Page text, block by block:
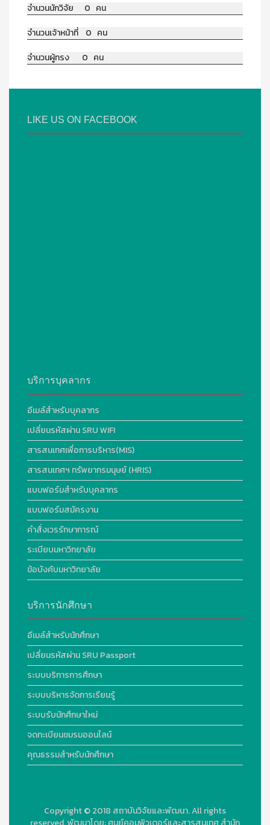
จำนวนนักวิจัย 0 คน
จำนวนเจ้าหน้าที่ 0 คน
จำนวนผู้ทรง 0 คน
LIKE US ON FACEBOOK
บริการบุคลากร
อีเมล์สำหรับบุคลากร
เปลี่ยนรหัสผ่าน SRU WIFI
สารสนเทศเพื่อการบริหาร(MIS)
สารสนเทศฯ ทรัพยากรมนุษย์ (HRIS)
แบบฟอร์มสำหรับบุคลากร
แบบฟอร์มสมัครงาน
คำสั่งเวรรักษาการณ์
ระเบียบมหาวิทยาลัย
ข้อบังคับมหาวิทยาลัย
บริการนักศึกษา
อีเมล์สำหรับนักศึกษา
เปลี่ยนรหัสผ่าน SRU Passport
ระบบบริการการศึกษา
ระบบบริหารจัดการเรียนรู้
ระบบรับนักศึกษาใหม่
จดทะเบียนชมรมออนไลน์
คุณธรรมสำหรับนักศึกษา
Copyright © 2018 สถาบันวิจัยและพัฒนา. All rights